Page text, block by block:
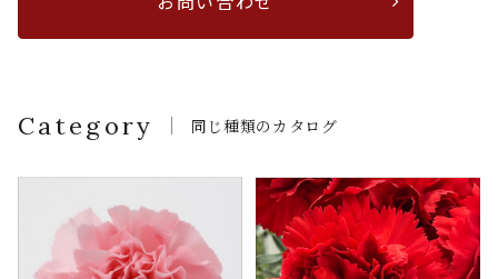
Category 同じ種類のカタログ